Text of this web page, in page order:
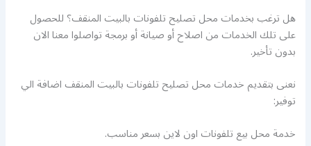
هل ترغب بخدمات محل تصليح تلفونات بالبيت المنقف؟ للحصول
على تلك الخدمات من اصلاح أو صيانة أو برمجة تواصلوا معنا الان
بدون تأخير.
نعنى بتقديم خدمات محل تصليح تلفونات بالبيت المنقف اضافة الي
توفير:
خدمة محل بيع تلفونات اون لاين بسعر مناسب.